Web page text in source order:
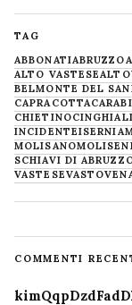
TAG
ABBONATIABRUZZO
ALTO VASTESE
BELMONTE DEL
CAPRACOTTA
CHIETINOCINGHIALI
INCIDENTEISERNIA
MOLISANOMOLISE
SCHIAVI DI
VASTESEVASTO
COMMENTI